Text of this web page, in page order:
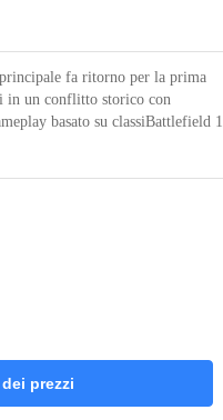
fa ritorno per la prima
in un conflitto storico con
basato su classiBattlefield 1
prezzi